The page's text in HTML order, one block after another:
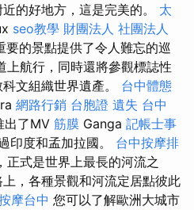
的好地方，這是完美的。 太
seo教學 財團法人 社團法人
的景點提供了令人難忘的巡
上航行，同時還將參觀標誌性
文組織世界遺產。 台中體態
網路行銷 台胞證 遺失 台中
出了MV 筋膜 Ganga 記帳士事
印度和孟加拉國。 台中按摩排
正式是世界上最長的河流之
，各種景觀和河流定居點彼此
摩台中 您可以了解歐洲大城市